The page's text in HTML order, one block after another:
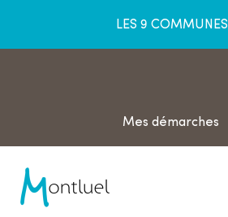
LES 9 COMMUNES
Mes démarches